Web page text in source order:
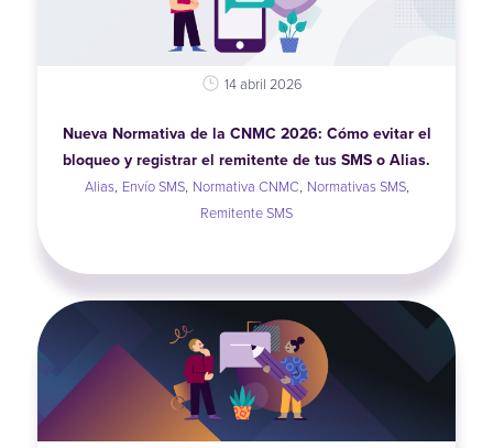
14 abril 2026
Nueva Normativa de la CNMC 2026: Cómo evitar el
bloqueo y registrar el remitente de tus SMS o Alias.
Alias, Envío SMS, Normativa CNMC, Normativas SMS,
Remitente SMS